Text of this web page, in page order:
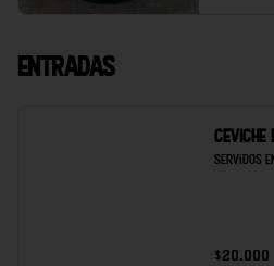
Entradas
Ceviche
Servidos
$20.000